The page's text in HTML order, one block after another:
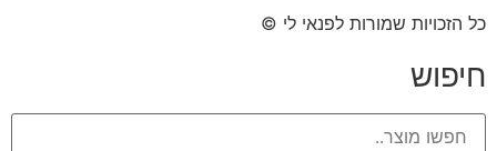
כל הזכויות שמורות לפנאי לי ©​
חיפוש